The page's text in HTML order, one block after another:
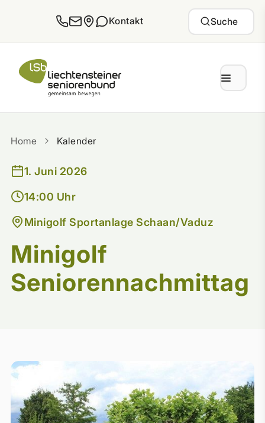
Kontakt Suche
Home Kalender
1. Juni 2026
14:00 Uhr
Minigolf Sportanlage Schaan/Vaduz
Minigolf
Seniorennachmittag